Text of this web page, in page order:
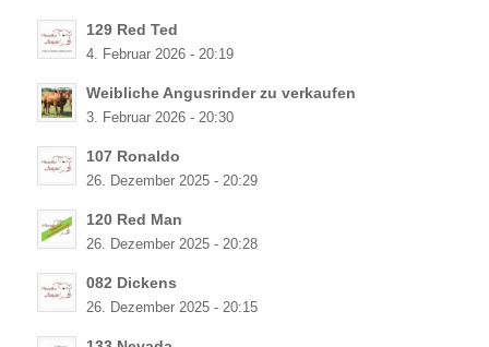
129 Red Ted
4. Februar 2026 - 20:19
Weibliche Angusrinder zu verkaufen
3. Februar 2026 - 20:30
107 Ronaldo
26. Dezember 2025 - 20:29
120 Red Man
26. Dezember 2025 - 20:28
082 Dickens
26. Dezember 2025 - 20:15